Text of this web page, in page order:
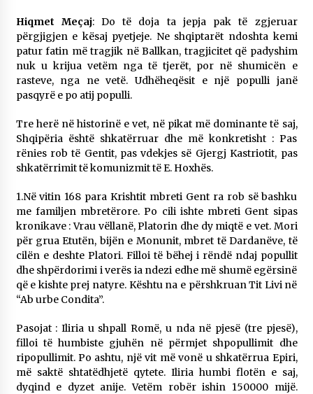
Hiqmet Meçaj: Do të doja ta jepja pak të zgjeruar
përgjigjen e kësaj pyetjeje. Ne shqiptarët ndoshta kemi
patur fatin më tragjik në Ballkan, tragjicitet që padyshim
nuk u krijua vetëm nga të tjerët, por në shumicën e
rasteve, nga ne vetë. Udhëheqësit e një populli janë
pasqyrë e po atij populli.
Tre herë në historinë e vet, në pikat më dominante të saj,
Shqipëria është shkatërruar dhe më konkretisht : Pas
rënies rob të Gentit, pas vdekjes së Gjergj Kastriotit, pas
shkatërrimit të komunizmit të E. Hoxhës.
1.Në vitin 168 para Krishtit mbreti Gent ra rob së bashku
me familjen mbretërore. Po cili ishte mbreti Gent sipas
kronikave : Vrau vëllanë, Platorin dhe dy miqtë e vet. Mori
për grua Etutën, bijën e Monunit, mbret të Dardanëve, të
cilën e deshte Platori. Filloi të bëhej i rëndë ndaj popullit
dhe shpërdorimi i verës ia ndezi edhe më shumë egërsinë
që e kishte prej natyre. Kështu na e përshkruan Tit Livi në
“Ab urbe Condita”.
Pasojat : Iliria u shpall Romë, u nda në pjesë (tre pjesë),
filloi të humbiste gjuhën në përmjet shpopullimit dhe
ripopullimit. Po ashtu, një vit më vonë u shkatërrua Epiri,
më saktë shtatëdhjetë qytete. Iliria humbi flotën e saj,
dyqind e dyzet anije. Vetëm robër ishin 150000 mijë.